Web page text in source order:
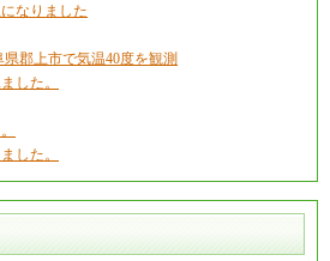
なりました
郡上市で気温40度を観測
した。
した。